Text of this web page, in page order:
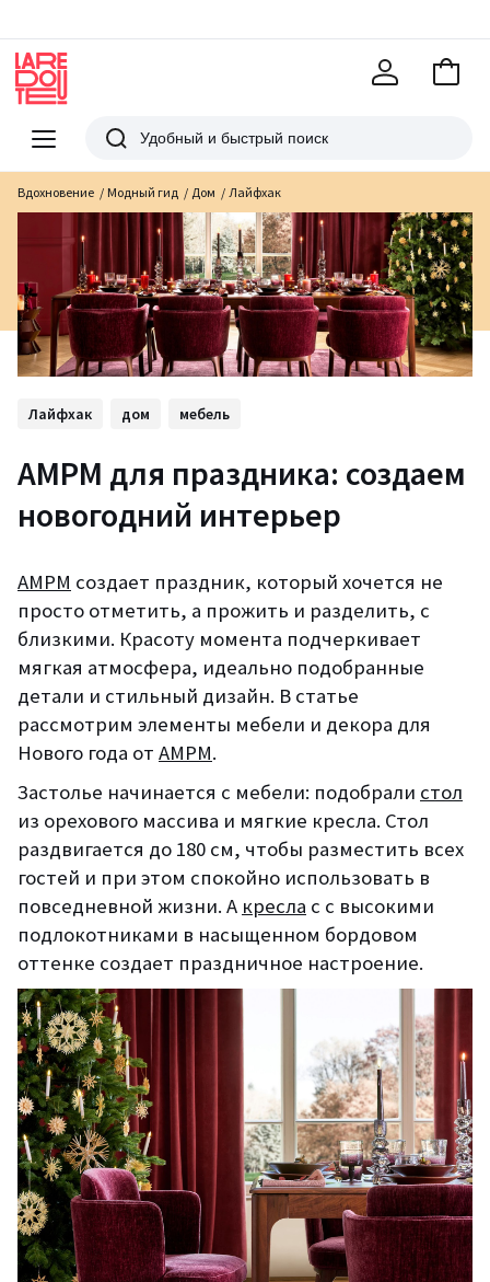
Меню
Redoute
Поиск
В
Вдохновение Модный гид Дом Лайфхак
Лайфхак дом мебель
АМРМ для праздника: создаем
новогодний интерьер
AMPM создает праздник, который хочется не
просто отметить, а прожить и разделить, с
близкими. Красоту момента подчеркивает
мягкая атмосфера, идеально подобранные
детали и стильный дизайн. В статье
рассмотрим элементы мебели и декора для
Нового года от АМРМ.
Застолье начинается с мебели: подобрали стол
из орехового массива и мягкие кресла. Стол
раздвигается до 180 см, чтобы разместить всех
гостей и при этом спокойно использовать в
повседневной жизни. А кресла с с высокими
подлокотниками в насыщенном бордовом
оттенке создает праздничное настроение.